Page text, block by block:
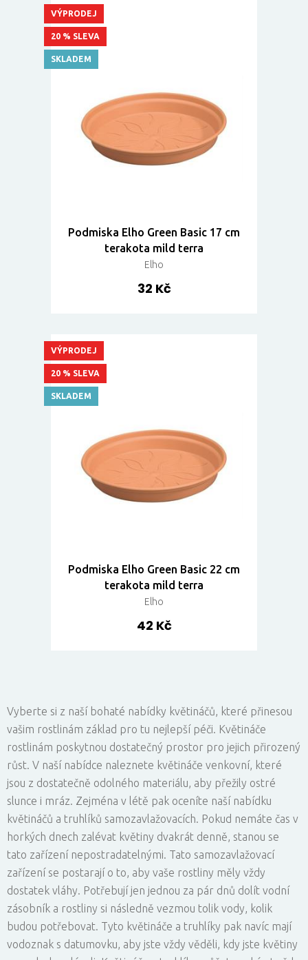
Podmiska Elho Green Basic 17 cm
terakota mild terra
Elho
32 Kč
VÝPRODEJ
20 % SLEVA
SKLADEM
Podmiska Elho Green Basic 22 cm
terakota mild terra
Elho
42 Kč
VÝPRODEJ
20 % SLEVA
SKLADEM
Vyberte si z naší bohaté nabídky květináčů, které přinesou
vašim rostlinám základ pro tu nejlepší péči. Květináče
rostlinám poskytnou dostatečný prostor pro jejich přirozený
růst. V naší nabídce naleznete květináče venkovní, které
jsou z dostatečně odolného materiálu, aby přežily ostré
slunce i mráz. Zejména v létě pak oceníte naší nabídku
květináčů a truhlíků samozavlažovacích. Pokud nemáte čas v
horkých dnech zalévat květiny dvakrát denně, stanou se
tato zařízení nepostradatelnými. Tato samozavlažovací
zařízení se postarají o to, aby vaše rostliny měly vždy
dostatek vláhy. Potřebují jen jednou za pár dnů dolít vodní
zásobník a rostliny si následně vezmou tolik vody, kolik
budou potřebovat. Tyto květináče a truhlíky pak navíc mají
vodoznak s datumovku, aby jste vždy věděli, kdy jste květiny